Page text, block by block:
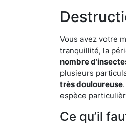
Vous avez votre
tranquillité, la
nombre
plusieurs
très douloureuse
espèce
Ce qu’il